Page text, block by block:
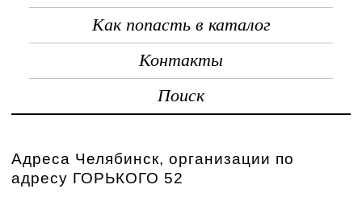
Как попасть в каталог
Контакты
Поиск
Адреса Челябинск, организации по
адресу ГОРЬКОГО 52